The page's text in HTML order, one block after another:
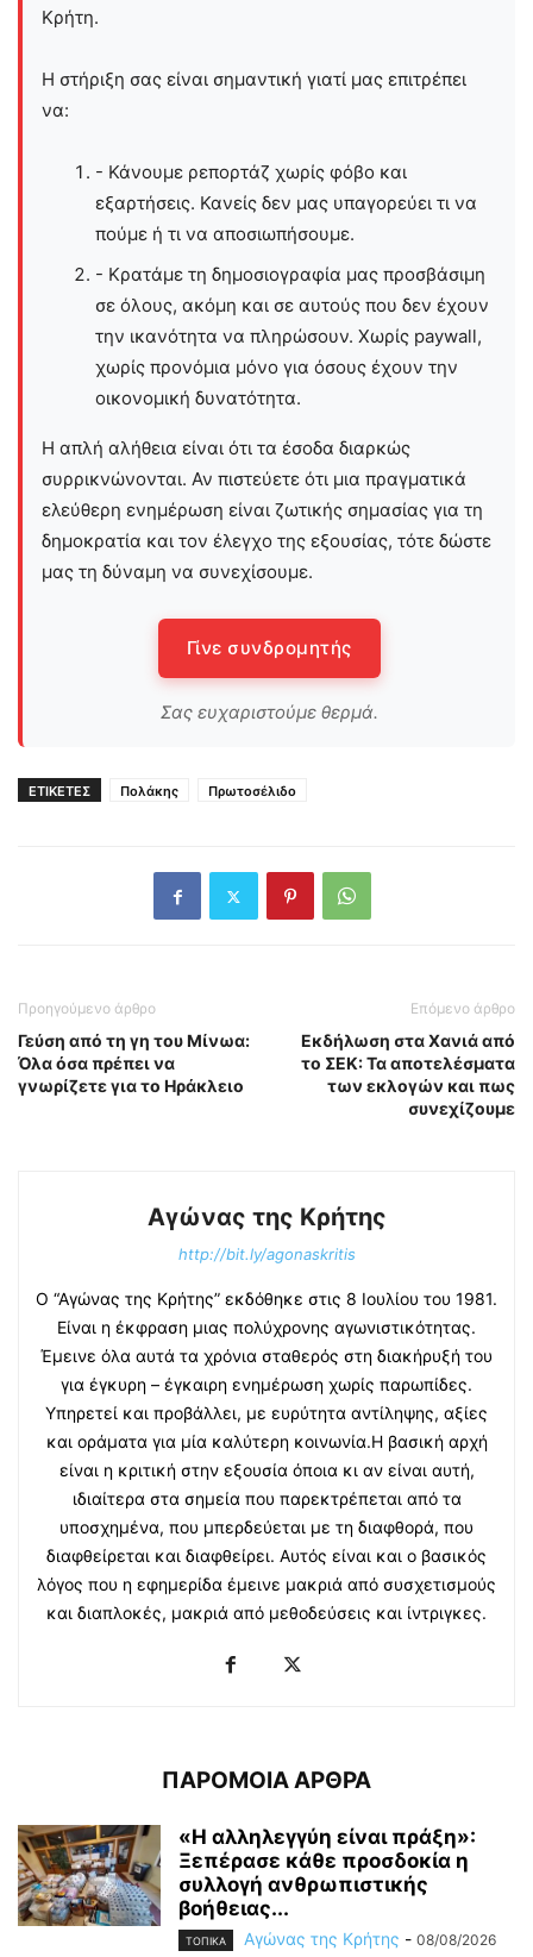
Kρήτη.
Η στήριξη σας είναι σημαντική γιατί μας επιτρέπει
να:
- Κάνουμε ρεπορτάζ χωρίς φόβο και
εξαρτήσεις. Κανείς δεν μας υπαγορεύει τι να
πούμε ή τι να αποσιωπήσουμε.
- Κρατάμε τη δημοσιογραφία μας προσβάσιμη
σε όλους, ακόμη και σε αυτούς που δεν έχουν
την ικανότητα να πληρώσουν. Χωρίς paywall,
χωρίς προνόμια μόνο για όσους έχουν την
οικονομική δυνατότητα.
Η απλή αλήθεια είναι ότι τα έσοδα διαρκώς
συρρικνώνονται. Αν πιστεύετε ότι μια πραγματικά
ελεύθερη ενημέρωση είναι ζωτικής σημασίας για τη
δημοκρατία και τον έλεγχο της εξουσίας, τότε δώστε
μας τη δύναμη να συνεχίσουμε.
Γίνε συνδρομητής
Σας ευχαριστούμε θερμά.
ΕΤΙΚΕΤΕΣ Πολάκης Πρωτοσέλιδο
Προηγούμενο άρθρο
Γεύση από τη γη του Μίνωα:
Όλα όσα πρέπει να
γνωρίζετε για το Ηράκλειο
Επόμενο άρθρο
Εκδήλωση στα Χανιά από
το ΣΕΚ: Τα αποτελέσματα
των εκλογών και πως
συνεχίζουμε
Αγώνας της Κρήτης
http://bit.ly/agonaskritis
Ο “Αγώνας της Κρήτης” εκδόθηκε στις 8 Ιουλίου του 1981.
Είναι η έκφραση μιας πολύχρονης αγωνιστικότητας.
Έμεινε όλα αυτά τα χρόνια σταθερός στη διακήρυξή του
για έγκυρη – έγκαιρη ενημέρωση χωρίς παρωπίδες.
Υπηρετεί και προβάλλει, με ευρύτητα αντίληψης, αξίες
και οράματα για μία καλύτερη κοινωνία.Η βασική αρχή
είναι η κριτική στην εξουσία όποια κι αν είναι αυτή,
ιδιαίτερα στα σημεία που παρεκτρέπεται από τα
υποσχημένα, που μπερδεύεται με τη διαφθορά, που
διαφθείρεται και διαφθείρει. Αυτός είναι και ο βασικός
λόγος που η εφημερίδα έμεινε μακριά από συσχετισμούς
και διαπλοκές, μακριά από μεθοδεύσεις και ίντριγκες.
ΠΑΡΟΜΟΙΑ ΑΡΘΡΑ
«Η αλληλεγγύη είναι πράξη»:
Ξεπέρασε κάθε προσδοκία η
συλλογή ανθρωπιστικής
βοήθειας...
ΤΟΠΙΚΑ Αγώνας της Κρήτης - 08/08/2026